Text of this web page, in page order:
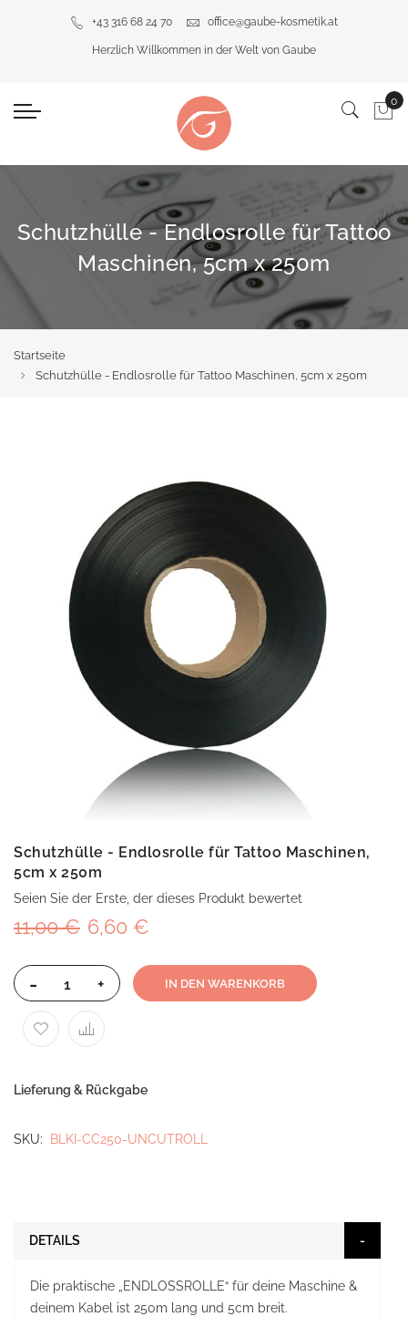
+43 316 68 24 70 office@gaube-kosmetik.at
Herzlich Willkommen in der Welt von Gaube
Schutzhülle - Endlosrolle für Tattoo
Maschinen, 5cm x 250m
Startseite
Schutzhülle - Endlosrolle für Tattoo Maschinen, 5cm x 250m
Schutzhülle - Endlosrolle für Tattoo Maschinen,
5cm x 250m
Seien Sie der Erste, der dieses Produkt bewertet
6,60 €
11,00 €
- + IN DEN WARENKORB
Lieferung & Rückgabe
SKU BLKI-CC250-UNCUTROLL
DETAILS
Die praktische „ENDLOSSROLLE“ für deine Maschine &
deinem Kabel ist 250m lang und 5cm breit.